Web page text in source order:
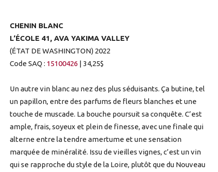
CHENIN BLANC
L’ÉCOLE 41, AVA YAKIMA VALLEY
(ÉTAT DE WASHINGTON) 2022
Code SAQ : 15100426 | 34,25$
Un autre vin blanc au nez des plus séduisants. Ça butine, tel
un papillon, entre des parfums de fleurs blanches et une
touche de muscade. La bouche poursuit sa conquête. C’est
ample, frais, soyeux et plein de finesse, avec une finale qui
alterne entre la tendre amertume et une sensation
marquée de minéralité. Issu de vieilles vignes, c’est un vin
qui se rapproche du style de la Loire, plutôt que du Nouveau